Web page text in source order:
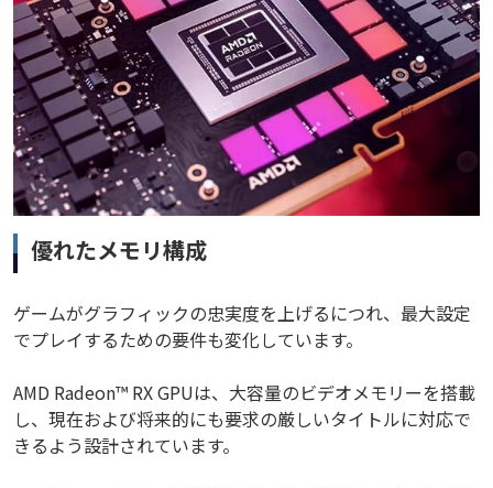
優れたメモリ構成
ゲームがグラフィックの忠実度を上げるにつれ、最大設定
でプレイするための要件も変化しています。
AMD Radeon™ RX GPUは、大容量のビデオメモリーを搭載
し、現在および将来的にも要求の厳しいタイトルに対応で
きるよう設計されています。